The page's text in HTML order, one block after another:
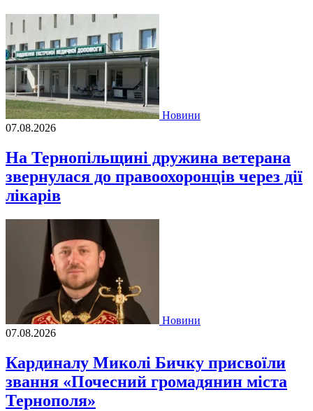
Новини
07.08.2026
На Тернопільщині дружина ветерана
звернулася до правоохоронців через дії
лікарів
Новини
07.08.2026
Кардиналу Миколі Бичку присвоїли
звання «Почесний громадянин міста
Тернополя»